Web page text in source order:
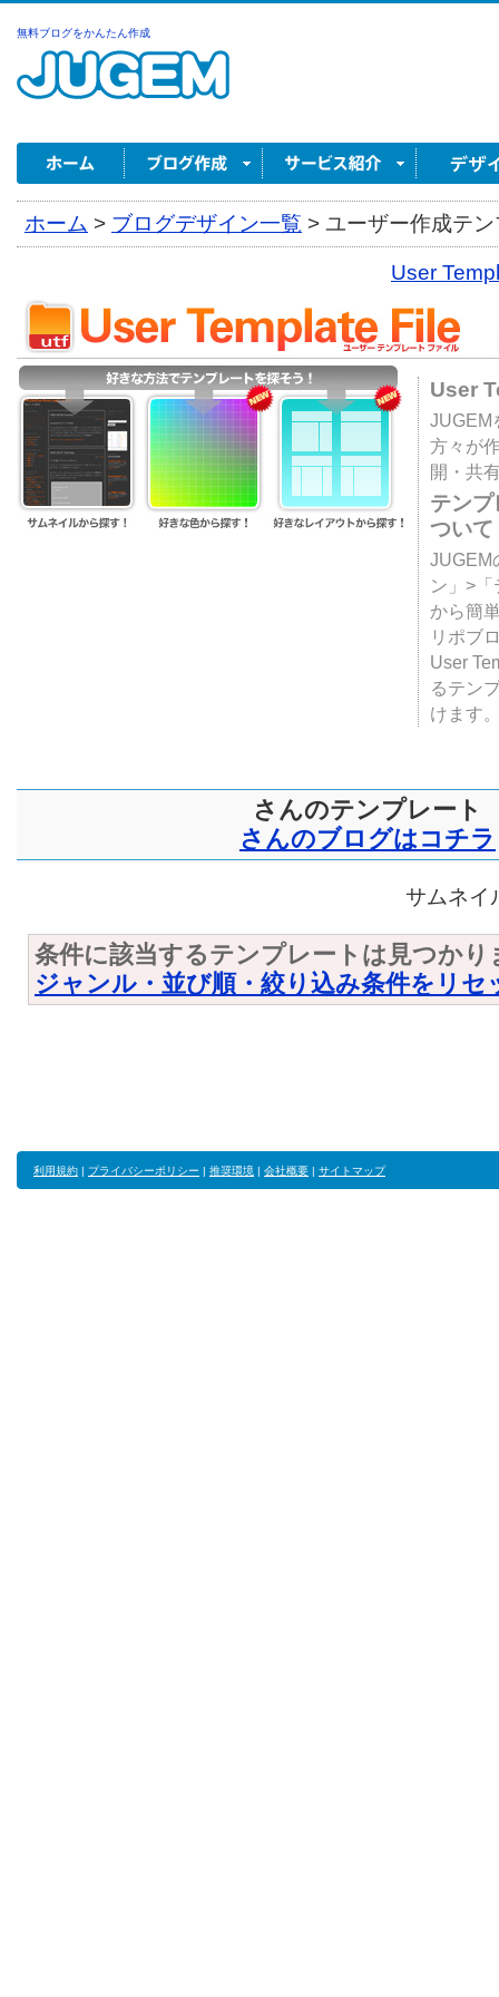
無料ブログをかんたん作成
ホーム > ブログデザイン一覧 > ユーザー作成テ
User
User
JUGEM
方々が
開・共
テン
ついて
JUGEM
ン」>
から簡
リポブ
User
るテン
けます
さんのテンプレート
さんのブログはコチラ
サムネイ
条件に該当するテンプレートは見つかり
ジャンル・並び順・絞り込み条件をリセ
利用規約 | プライバシーポリシー | 推奨環境 | 会社概要 | サイトマップ